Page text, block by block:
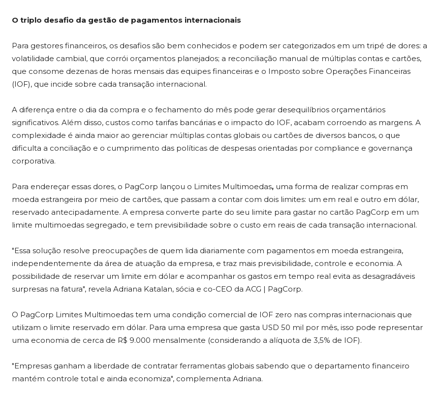
O triplo desafio da gestão de pagamentos internacionais
Para gestores financeiros, os desafios são bem conhecidos e podem ser categorizados em um tripé de dores: a
volatilidade cambial, que corrói orçamentos planejados; a reconciliação manual de múltiplas contas e cartões,
que consome dezenas de horas mensais das equipes financeiras e o Imposto sobre Operações Financeiras
(IOF), que incide sobre cada transação internacional.
A diferença entre o dia da compra e o fechamento do mês pode gerar desequilíbrios orçamentários
significativos. Além disso, custos como tarifas bancárias e o impacto do IOF, acabam corroendo as margens. A
complexidade é ainda maior ao gerenciar múltiplas contas globais ou cartões de diversos bancos, o que
dificulta a conciliação e o cumprimento das políticas de despesas orientadas por compliance e governança
corporativa.
Para endereçar essas dores, o PagCorp lançou o Limites Multimoedas, uma forma de realizar compras em
moeda estrangeira por meio de cartões, que passam a contar com dois limites: um em real e outro em dólar,
reservado antecipadamente. A empresa converte parte do seu limite para gastar no cartão PagCorp em um
limite multimoedas segregado, e tem previsibilidade sobre o custo em reais de cada transação internacional.
"Essa solução resolve preocupações de quem lida diariamente com pagamentos em moeda estrangeira,
independentemente da área de atuação da empresa, e traz mais previsibilidade, controle e economia. A
possibilidade de reservar um limite em dólar e acompanhar os gastos em tempo real evita as desagradáveis
surpresas na fatura", revela Adriana Katalan, sócia e co-CEO da ACG | PagCorp.
O PagCorp Limites Multimoedas tem uma condição comercial de IOF zero nas compras internacionais que
utilizam o limite reservado em dólar. Para uma empresa que gasta USD 50 mil por mês, isso pode representar
uma economia de cerca de R$ 9.000 mensalmente (considerando a alíquota de 3,5% de IOF).
"Empresas ganham a liberdade de contratar ferramentas globais sabendo que o departamento financeiro
mantém controle total e ainda economiza", complementa Adriana.